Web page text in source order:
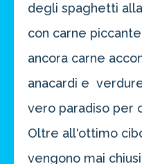
degli spaghetti
con carne
ancora carne
anacardi e
vero paradiso per
Oltre all'ottimo
vengono mai